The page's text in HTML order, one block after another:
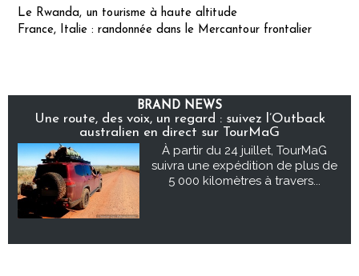
Le Rwanda, un tourisme à haute altitude
France, Italie : randonnée dans le Mercantour frontalier
BRAND NEWS
Une route, des voix, un regard : suivez l’Outback
australien en direct sur TourMaG
À partir du 24 juillet, TourMaG
suivra une expédition de plus de
5 000 kilomètres à travers...